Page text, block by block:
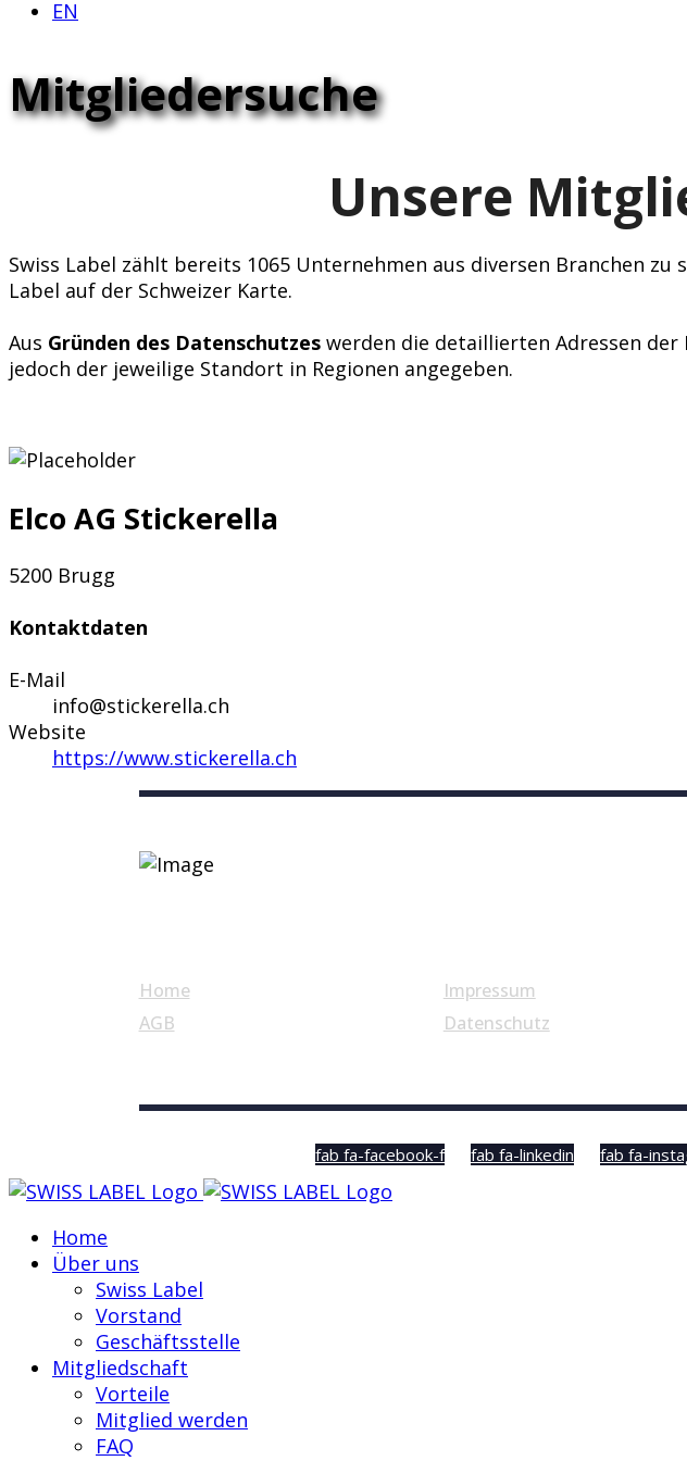
EN
Mitgliedersuche
Unsere
Swiss Label zählt bereits 1065 Unternehmen aus diversen Branchen
Label auf der Schweizer Karte.
Aus Gründen des Datenschutzes werden die detaillierten Adressen
jedoch der jeweilige Standort in Regionen angegeben.
Elco AG Stickerella
5200 Brugg
Kontaktdaten
E-Mail
info@stickerella.ch
Website
https://www.stickerella.ch
Home
AGB
Impressum
Datenschutz
fab fa-facebook-f fab fa-linkedin fab fa-
Home
Über uns
Swiss Label
Vorstand
Geschäftsstelle
Mitgliedschaft
Vorteile
Mitglied werden
FAQ